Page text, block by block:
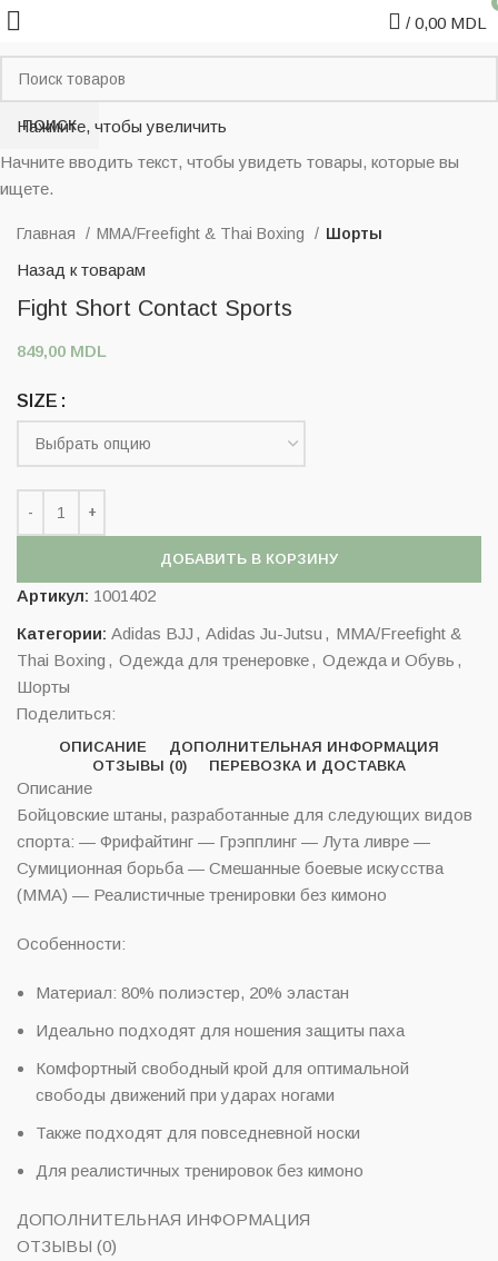
/ 0,00 MDL
Нажмите, чтобы увеличить
Главная MMA/Freefight & Thai Boxing Шорты
Назад к товарам
Fight Short Contact Sports
849,00 MDL
SIZE
ДОБАВИТЬ В КОРЗИНУ
Артикул: 1001402
Категории: Adidas BJJ , Adidas Ju-Jutsu , MMA/Freefight &
Thai Boxing , Одежда для тренеровке, Одежда и Обувь ,
Шорты
Поделиться:
ОПИСАНИЕ
ДОПОЛНИТЕЛЬНАЯ ИНФОРМАЦИЯ
ОТЗЫВЫ (0)
ПЕРЕВОЗКА И ДОСТАВКА
Описание
Бойцовские штаны, разработанные для следующих видов
спорта: — Фрифайтинг — Грэпплинг — Лута ливре —
Сумиционная борьба — Смешанные боевые искусства
(MMA) — Реалистичные тренировки без кимоно
Особенности:
Материал: 80% полиэстер, 20% эластан
Идеально подходят для ношения защиты паха
Комфортный свободный крой для оптимальной
свободы движений при ударах ногами
Также подходят для повседневной носки
Для реалистичных тренировок без кимоно
ДОПОЛНИТЕЛЬНАЯ ИНФОРМАЦИЯ
ОТЗЫВЫ (0)
ПОИСК
Начните вводить текст, чтобы увидеть товары, которые вы
ищете.